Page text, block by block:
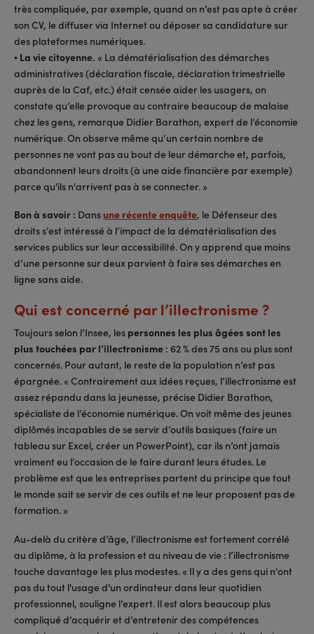
très compliquée, par exemple, quand on n’est pas apte à créer
son CV, le diffuser via Internet ou déposer sa candidature sur
des plateformes numériques.
▪ La vie citoyenne. « La dématérialisation des démarches
administratives (déclaration fiscale, déclaration trimestrielle
auprès de la Caf, etc.) était censée aider les usagers, on
constate qu’elle provoque au contraire beaucoup de malaise
chez les gens, remarque Didier Barathon, expert de l’économie
numérique. On observe même qu’un certain nombre de
personnes ne vont pas au bout de leur démarche et, parfois,
abandonnent leurs droits (à une aide financière par exemple)
parce qu'ils n'arrivent pas à se connecter. »
Bon à savoir : Dansune récente enquête, le Défenseur des
droits s’est intéressé à l’impact de la dématérialisation des
services publics sur leur accessibilité. On y apprend que moins
d’une personne sur deux parvient à faire ses démarches en
ligne sans aide.
Qui est concerné par l’illectronisme ?
Toujours selon l’Insee, les personnes les plus âgées sont les
plus touchées par l’illectronisme : 62 % des 75 ans ou plus sont
concernés. Pour autant, le reste de la population n’est pas
épargnée. « Contrairement aux idées reçues, l’illectronisme est
assez répandu dans la jeunesse, précise Didier Barathon,
spécialiste de l’économie numérique. On voit même des jeunes
diplômés incapables de se servir d’outils basiques (faire un
tableau sur Excel, créer un PowerPoint), car ils n’ont jamais
vraiment eu l’occasion de le faire durant leurs études. Le
problème est que les entreprises partent du principe que tout
le monde sait se servir de ces outils et ne leur proposent pas de
formation. »
Au-delà du critère d’âge, l’illectronisme est fortement corrélé
au diplôme, à la profession et au niveau de vie : l’illectronisme
touche davantage les plus modestes. « Il y a des gens qui n'ont
pas du tout l'usage d'un ordinateur dans leur quotidien
professionnel, souligne l’expert. Il est alors beaucoup plus
compliqué d’acquérir et d’entretenir des compétences